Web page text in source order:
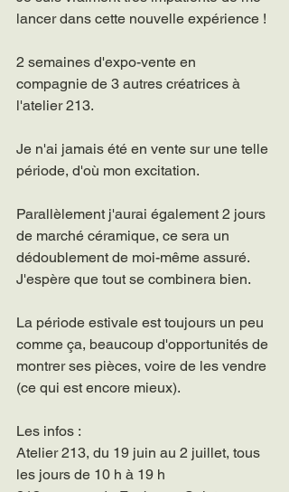
lancer dans cette nouvelle expérience !
2 semaines d'expo-vente en
compagnie de 3 autres créatrices à
l'atelier 213.
Je n'ai jamais été en vente sur une telle
période, d'où mon excitation.
Parallèlement j'aurai également 2 jours
de marché céramique, ce sera un
dédoublement de moi-même assuré.
J'espère que tout se combinera bien.
La période estivale est toujours un peu
comme ça, beaucoup d'opportunités de
montrer ses pièces, voire de les vendre
(ce qui est encore mieux).
Les infos :
Atelier 213, du 19 juin au 2 juillet, tous
les jours de 10 h à 19 h